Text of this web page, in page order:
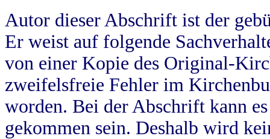
Autor dieser Abschrift ist der
Er weist auf folgende
von einer Kopie des Original-
zweifelsfreie Fehler im
worden. Bei der Abschrift kann
gekommen sein. Deshalb wird